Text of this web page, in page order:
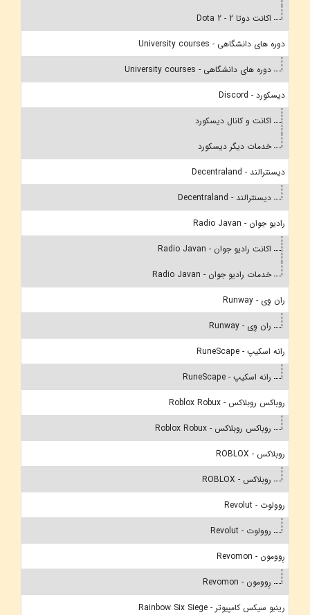
اکانت دوتا 2 - Dota 2
دوره های دانشگاهی - University courses
دوره های دانشگاهی - University courses
دیسکورد - Discord
اکانت و کانال دیسکورد
خدمات دیگر دیسکورد
دیسنترالند - Decentraland
دیسنترالند - Decentraland
رادیو جوان - Radio Javan
اکانت رادیو جوان - Radio Javan
خدمات رادیو جوان - Radio Javan
ران وِی - Runway
ران وِی - Runway
رانه اسکیپ - RuneScape
رانه اسکیپ - RuneScape
روباکس روبلاکس - Roblox Robux
روباکس روبلاکس - Roblox Robux
روبلاکس - ROBLOX
روبلاکس - ROBLOX
روولوت - Revolut
روولوت - Revolut
رِوومون - Revomon
رِوومون - Revomon
رینبو سیکس کامپیوتر - Rainbow Six Siege